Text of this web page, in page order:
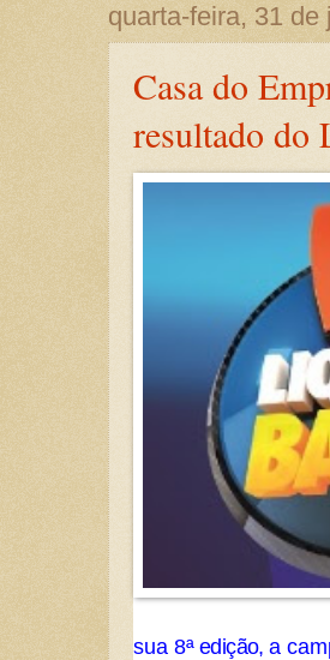
quarta-feira, 31 de
Casa do
resultado do
sua8ª edição, a